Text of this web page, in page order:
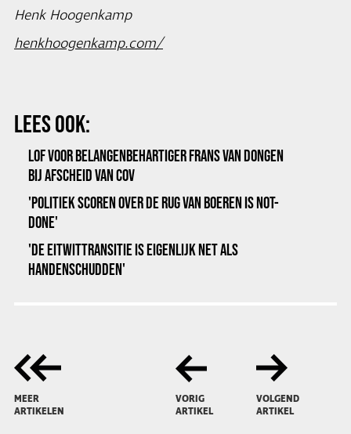
Henk Hoogenkamp
henkhoogenkamp.com/
LEES OOK:
LOF VOOR BELANGENBEHARTIGER FRANS VAN DONGEN
BIJ AFSCHEID VAN COV
'POLITIEK SCOREN OVER DE RUG VAN BOEREN IS NOT-
DONE'
'DE EITWITTRANSITIE IS EIGENLIJK NET ALS
HANDENSCHUDDEN'
MEER
ARTIKELEN
VORIG
ARTIKEL
VOLGEND
ARTIKEL